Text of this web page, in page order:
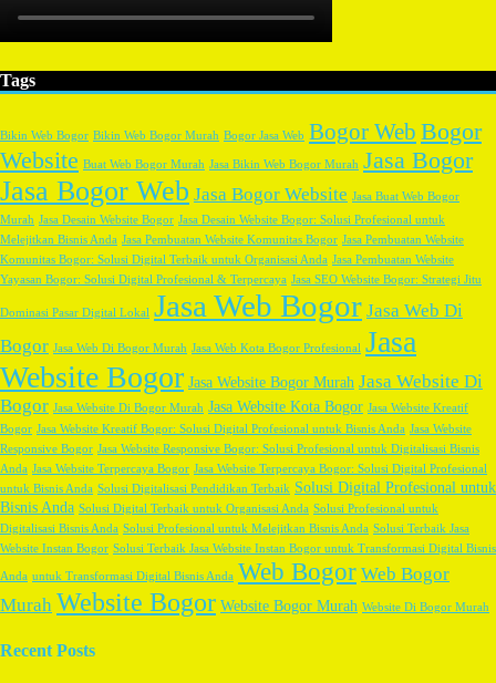
Tags
Bikin Web Bogor Bikin Web Bogor Murah Bogor Jasa Web Bogor Web Bogor
Website Buat Web Bogor Murah Jasa Bikin Web Bogor Murah Jasa Bogor
Jasa Bogor Web Jasa Bogor Website Jasa Buat Web Bogor
Murah Jasa Desain Website Bogor Jasa Desain Website Bogor: Solusi Profesional untuk
Melejitkan Bisnis Anda Jasa Pembuatan Website Komunitas Bogor Jasa Pembuatan Website
Komunitas Bogor: Solusi Digital Terbaik untuk Organisasi Anda Jasa Pembuatan Website
Yayasan Bogor: Solusi Digital Profesional & Terpercaya Jasa SEO Website Bogor: Strategi Jitu
Dominasi Pasar Digital Lokal Jasa Web Bogor Jasa Web Di
Bogor Jasa Web Di Bogor Murah Jasa Web Kota Bogor Profesional Jasa
Website Bogor Jasa Website Bogor Murah Jasa Website Di
Bogor Jasa Website Di Bogor Murah Jasa Website Kota Bogor Jasa Website Kreatif
Bogor Jasa Website Kreatif Bogor: Solusi Digital Profesional untuk Bisnis Anda Jasa Website
Responsive Bogor Jasa Website Responsive Bogor: Solusi Profesional untuk Digitalisasi Bisnis
Anda Jasa Website Terpercaya Bogor Jasa Website Terpercaya Bogor: Solusi Digital Profesional
untuk Bisnis Anda Solusi Digitalisasi Pendidikan Terbaik Solusi Digital Profesional untuk
Bisnis Anda Solusi Digital Terbaik untuk Organisasi Anda Solusi Profesional untuk
Digitalisasi Bisnis Anda Solusi Profesional untuk Melejitkan Bisnis Anda Solusi Terbaik Jasa
Website Instan Bogor Solusi Terbaik Jasa Website Instan Bogor untuk Transformasi Digital Bisnis
Anda untuk Transformasi Digital Bisnis Anda Web Bogor Web Bogor
Murah Website Bogor Website Bogor Murah Website Di Bogor Murah
Recent Posts